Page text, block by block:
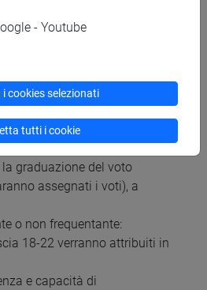
anche in modalità
modalità sopra riportate.
voti
graduazione del voto
assegnati i voti), a
o non frequentante:
18-22 verranno attribuiti in
e capacità di
- Youtube
cookies selezionati
tutti i cookie